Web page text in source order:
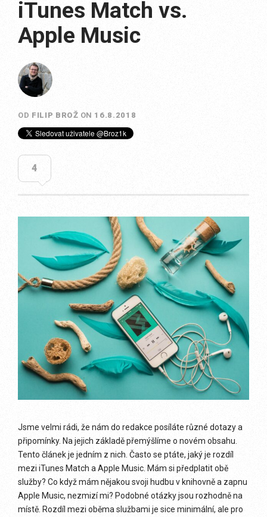
iTunes Match vs.
Apple Music
OD FILIP BROŽ ON 16.8.2018
4
Jsme velmi rádi, že nám do redakce posíláte různé dotazy a
připomínky. Na jejich základě přemýšlíme o novém obsahu.
Tento článek je jedním z nich. Často se ptáte, jaký je rozdíl
mezi iTunes Match a Apple Music. Mám si předplatit obě
služby? Co když mám nějakou svoji hudbu v knihovně a zapnu
Apple Music, nezmizí mi? Podobné otázky jsou rozhodně na
místě. Rozdíl mezi oběma službami je sice minimální, ale pro